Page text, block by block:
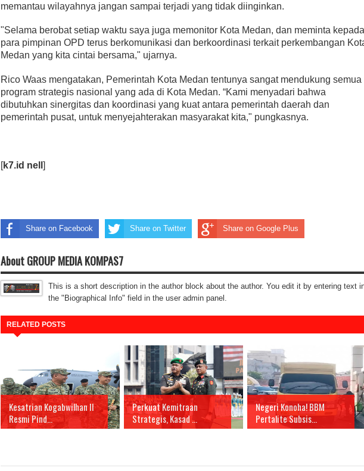
memantau wilayahnya jangan sampai terjadi yang tidak diinginkan.
"Selama berobat setiap waktu saya juga memonitor Kota Medan, dan meminta kepada
para pimpinan OPD terus berkomunikasi dan berkoordinasi terkait perkembangan
Medan yang kita cintai bersama," ujarnya.
Rico Waas mengatakan, Pemerintah Kota Medan tentunya sangat mendukung semua
program strategis nasional yang ada di Kota Medan. “Kami menyadari bahwa
dibutuhkan sinergitas dan koordinasi yang kuat antara pemerintah daerah dan
pemerintah pusat, untuk menyejahterakan masyarakat kita," pungkasnya.
[k7.id nell ]
Share on Facebook Share on Twitter Share on Google Plus
About GROUP MEDIA KOMPAS7
This is a short description in the author block about the author. You edit it by entering text
the "Biographical Info" field in the user admin panel.
RELATED POSTS
Kesatrian Kogabwilhan II
Resmi Pind...
Perkuat Kemitraan
Strategis, Kasad ...
Negeri Konoha! BBM
Pertalite Subsis...